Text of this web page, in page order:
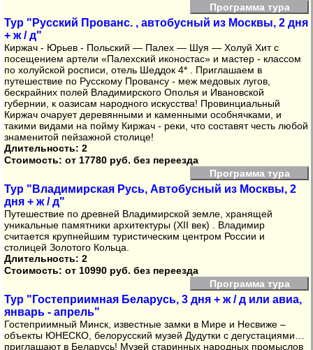
Программа тура
Тур "Русский Прованс. , автобусный из Москвы, 2 дня
+ ж / д"
Киржач - Юрьев - Польский — Палех — Шуя — Холуй Хит с
посещением артели «Палехский иконостас» и мастер - классом
по холуйской росписи, отель Шеддок 4* . Приглашаем в
путешествие по Русскому Провансу - меж медовых лугов,
бескрайних полей Владимирского Ополья и Ивановской
губернии, к оазисам народного искусства! Провинциальный
Киржач очарует деревянными и каменными особнячками, и
такими видами на пойму Киржач - реки, что составят честь любой
знаменитой пейзажной столице!
Длительность: 2
Стоимость: от 17780 руб. без переезда
Программа тура
Тур "Владимирская Русь, Автобусный из Москвы, 2
дня + ж / д"
Путешествие по древней Владимирской земле, хранящей
уникальные памятники архитектуры (XII век) . Владимир
считается крупнейшим туристическим центром России и
столицей Золотого Кольца.
Длительность: 2
Стоимость: от 10990 руб. без переезда
Программа тура
Тур "Гостеприимная Беларусь, 3 дня + ж / д или авиа,
январь - апрель"
Гостеприимный Минск, известные замки в Мире и Несвиже –
объекты ЮНЕСКО, белорусский музей Дудутки с дегустациями…
приглашают в Беларусь! Музей старинных народных промыслов